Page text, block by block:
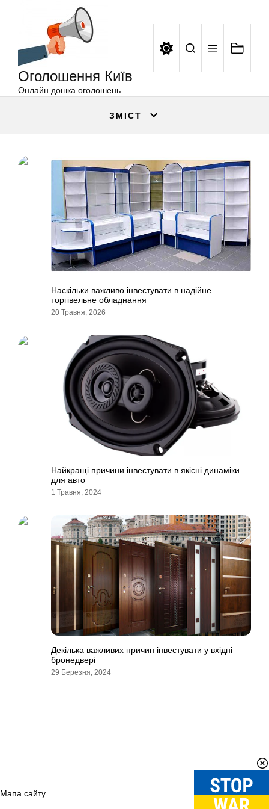
Оголошення Київ
Онлайн дошка оголошень
ЗМІСТ
Наскільки важливо інвестувати в надійне
торгівельне обладнання
20 Травня, 2026
Найкращі причини інвестувати в якісні динаміки
для авто
1 Травня, 2024
Декілька важливих причин інвестувати у вхідні
бронедвері
29 Березня, 2024
Мапа сайту